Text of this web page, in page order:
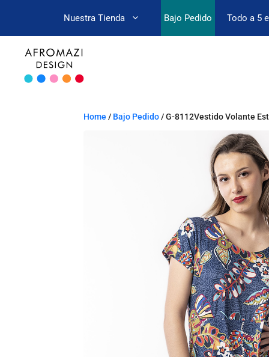
Nuestra Tienda Bajo Pedido Todo a 5
Home / Bajo Pedido/ G-8112Vestido Volante